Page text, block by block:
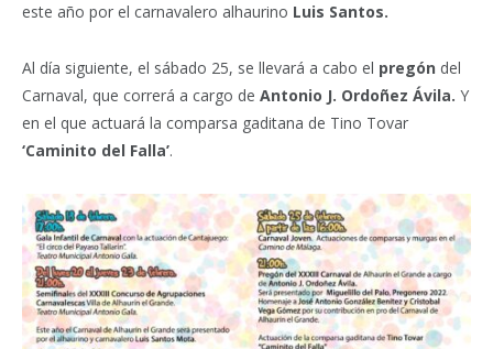
este año por el carnavalero alhaurino Luis Santos.
Al día siguiente, el sábado 25, se llevará a cabo el pregón del
Carnaval, que correrá a cargo de Antonio J. Ordoñez Ávila. Y
en el que actuará la comparsa gaditana de Tino Tovar
‘Caminito del Falla’.